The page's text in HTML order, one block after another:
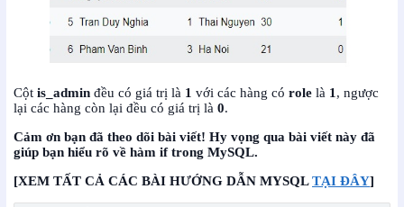
Cột is_admin đều có giá trị là 1 với các hàng có role là 1, ngược
lại các hàng còn lại đều có giá trị là 0.
Cảm ơn bạn đã theo dõi bài viết! Hy vọng qua bài viết này đã
giúp bạn hiểu rõ về hàm if trong MySQL.
[XEM TẤT CẢ CÁC BÀI HƯỚNG DẪN MYSQLTẠI ĐÂY]